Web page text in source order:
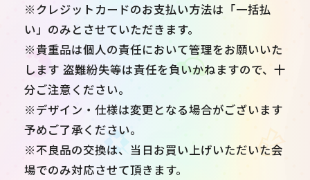
※クレジットカードのお支払い方法は「一括払
い」のみとさせていただきます。
※貴重品は個人の責任において管理をお願いいた
します 盗難紛失等は責任を負いかねますので、十
分ご注意ください。
※デザイン・仕様は変更となる場合がございます
予めご了承ください。
※不良品の交換は、当日お買い上げいただいた会
場でのみ対応させて頂きます。